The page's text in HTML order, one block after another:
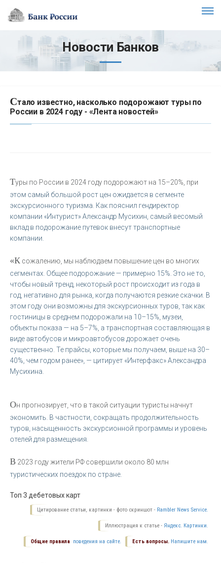
Новости Банков
Стало известно, насколько подорожают туры по
России в 2024 году - «Лента новостей»
Туры по России в 2024 году подорожают на 15–20%, при
этом самый большой рост цен ожидается в сегменте
экскурсионного туризма. Как пояснил гендиректор
компании «Интурист» Александр Мусихин, самый весомый
вклад в подорожание путевок внесут транспортные
компании.
«К сожалению, мы наблюдаем повышение цен во многих
сегментах. Общее подорожание — примерно 15%. Это не то,
чтобы новый тренд, некоторый рост происходит из года в
год, негативно для рынка, когда получаются резкие скачки. В
этом году они возможны для экскурсионных туров, так как
гостиницы в среднем подорожали на 10–15%, музеи,
объекты показа — на 5–7%, а транспортная составляющая в
виде автобусов и микроавтобусов дорожает очень
существенно. Те прайсы, которые мы получаем, выше на 30–
40%, чем годом ранее», — цитирует «Интерфакс» Александра
Мусихина.
Он прогнозирует, что в такой ситуации туристы начнут
экономить. В частности, сокращать продолжительность
туров, насыщенность экскурсионной программы и уровень
отелей для размещения.
В 2023 году жители РФ совершили около 80 млн
туристических поездок по стране.
Топ 3 дебетовых карт
Цитирование статьи, картинки - фото скриншот - Rambler News Service.
Иллюстрация к статье - Яндекс. Картинки.
Есть вопросы. Напишите нам.
Общие правила поведения на сайте.